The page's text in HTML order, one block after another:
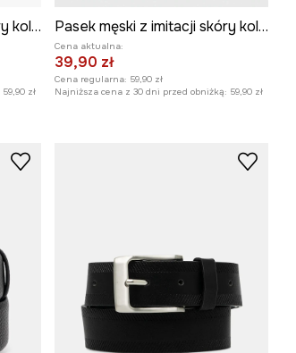
Pasek męski z imitacji skóry kolor brązowy
59,90 zł
Pasek męski z imitacji skóry kolor brązowy
Cena aktualna:
39,90 zł
Cena regularna: 59,90 zł
Najniższa cena z 30 dni przed obniżką: 59,90 zł